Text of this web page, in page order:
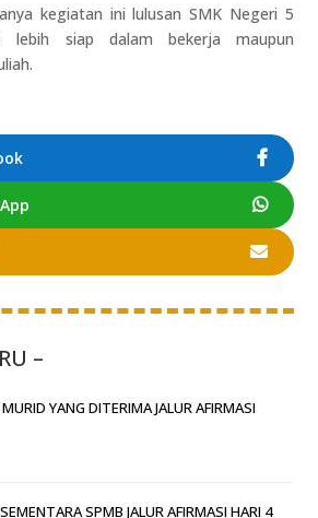
kegiatan ini lulusan SMK Negeri 5
lebih siap dalam bekerja maupun
–
YANG DITERIMA JALUR AFIRMASI
SPMB JALUR AFIRMASI HARI 4